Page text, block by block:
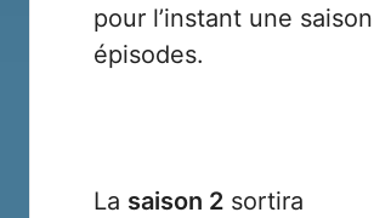
pour l’instant une
épisodes.
La saison 2 sortira